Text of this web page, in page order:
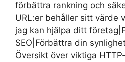
förbättra rankning och
URL:er behåller sitt värde
jag kan hjälpa ditt
SEO|Förbättra din
Översikt över viktiga